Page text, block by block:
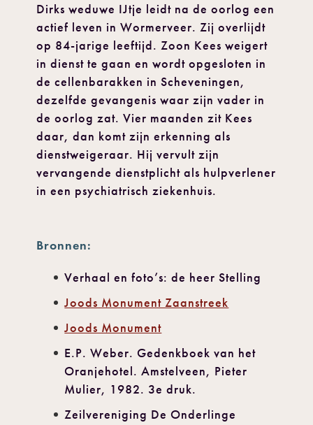
Dirks weduwe IJtje leidt na de oorlog een
actief leven in Wormerveer. Zij overlijdt
op 84-jarige leeftijd. Zoon Kees weigert
in dienst te gaan en wordt opgesloten in
de cellenbarakken in Scheveningen,
dezelfde gevangenis waar zijn vader in
de oorlog zat. Vier maanden zit Kees
daar, dan komt zijn erkenning als
dienstweigeraar. Hij vervult zijn
vervangende dienstplicht als hulpverlener
in een psychiatrisch ziekenhuis.
Bronnen:
Verhaal en foto’s: de heer Stelling
Joods Monument Zaanstreek
Joods Monument
E.P. Weber. Gedenkboek van het
Oranjehotel. Amstelveen, Pieter
Mulier, 1982. 3e druk.
Zeilvereniging De Onderlinge